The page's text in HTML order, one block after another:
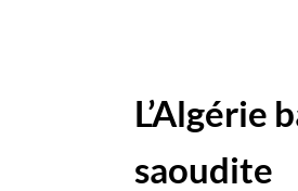
L’Algérie
saoudite